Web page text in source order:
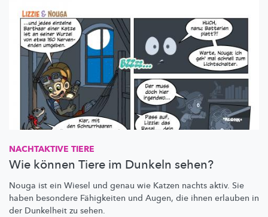
NACHTAKTIVE TIERE
Wie können Tiere im Dunkeln sehen?
Nouga ist ein Wiesel und genau wie Katzen nachts aktiv. Sie
haben besondere Fähigkeiten und Augen, die ihnen erlauben in
der Dunkelheit zu sehen.